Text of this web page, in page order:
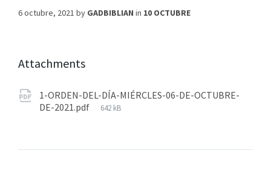
6 octubre, 2021 by GADBIBLIAN in 10 OCTUBRE
Attachments
1-ORDEN-DEL-DÍA-MIÉRCLES-06-DE-OCTUBRE-
DE-2021.pdf
642 kB